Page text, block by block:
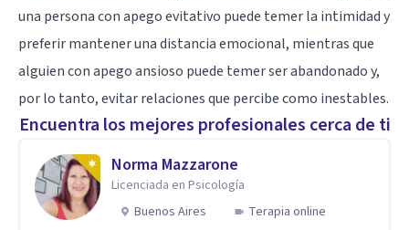
una persona con apego evitativo puede temer la intimidad y
preferir mantener una distancia emocional, mientras que
alguien con apego ansioso puede temer ser abandonado y,
por lo tanto, evitar relaciones que percibe como inestables.
Encuentra los mejores profesionales cerca de ti
Norma Mazzarone
Licenciada en Psicología
Buenos Aires
Terapia online